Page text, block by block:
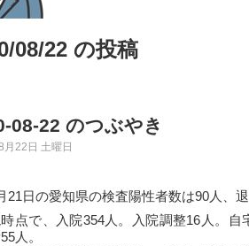
08/22 の投稿
08-22 のつぶやき
月22日 土曜日
21日の愛知県の検査陽性者数は90人、
点で、入院354人。入院調整16人。自
人。